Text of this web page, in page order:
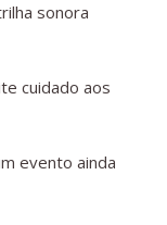
sonora
cuidado aos
evento ainda